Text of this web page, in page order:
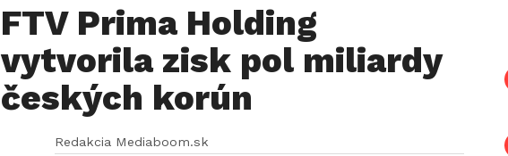
FTV Prima Holding
vytvorila zisk pol miliardy
českých korún
Redakcia Mediaboom.sk